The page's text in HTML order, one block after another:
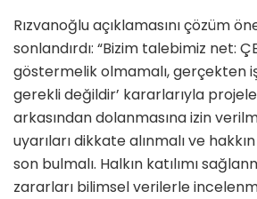
Rızvanoğlu açıklamasını çözüm
sonlandırdı: “Bizim talebimiz net:
göstermelik olmamalı, gerçekten
gerekli değildir’ kararlarıyla
arkasından dolanmasına izin
uyarıları dikkate alınmalı ve
son bulmalı. Halkın katılımı
zararları bilimsel verilerle